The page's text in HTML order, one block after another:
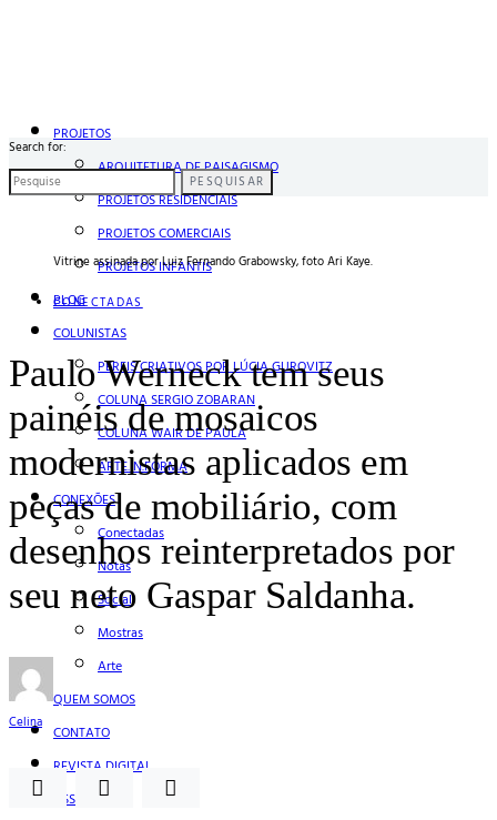
PROJETOS
ARQUITETURA DE PAISAGISMO
PROJETOS RESIDENCIAIS
PROJETOS COMERCIAIS
PROJETOS INFANTIS
BLOG
COLUNISTAS
PERFIS CRIATIVOS POR LÚCIA GUROVITZ
COLUNA SERGIO ZOBARAN
COLUNA WAIR DE PAULA
ARTE.IN.FORMA
CONEXÕES
Conectadas
Notas
Social
Mostras
Arte
QUEM SOMOS
CONTATO
REVISTA DIGITAL
ASSINE
Search for:
PESQUISAR
Vitrine assinada por Luiz Fernando Grabowsky, foto Ari Kaye.
CONECTADAS
Paulo Werneck tem seus
painéis de mosaicos
modernistas aplicados em
peças de mobiliário, com
desenhos reinterpretados por
seu neto Gaspar Saldanha.
Celina